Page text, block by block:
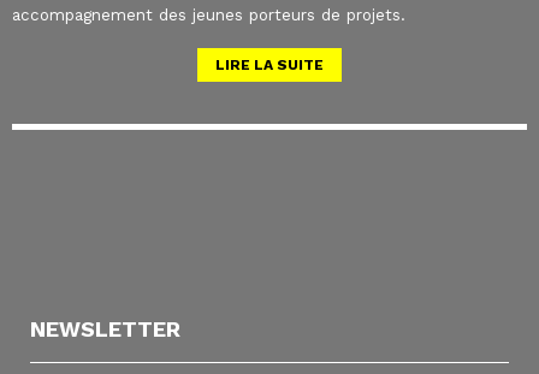
accompagnement des jeunes porteurs de projets.
LIRE LA SUITE
NEWSLETTER